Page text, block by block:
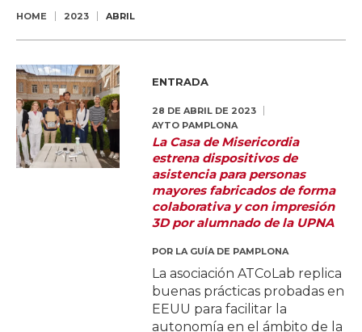
HOME 2023 ABRIL
ENTRADA
28 DE ABRIL DE 2023
AYTO PAMPLONA
La Casa de Misericordia
estrena dispositivos de
asistencia para personas
mayores fabricados de forma
colaborativa y con impresión
3D por alumnado de la UPNA
POR LA GUÍA DE PAMPLONA
La asociación ATCoLab replica
buenas prácticas probadas en
EEUU para facilitar la
autonomía en el ámbito de la